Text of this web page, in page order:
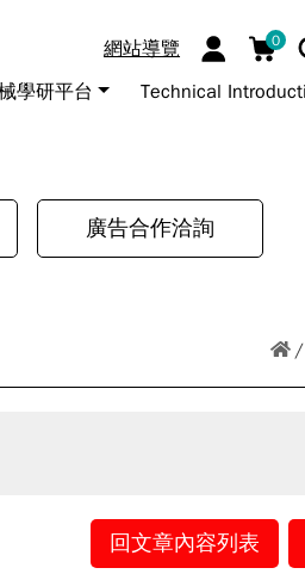
網站導覽 0
學研平台 Technical
廣告合作洽詢
回文章內容列表